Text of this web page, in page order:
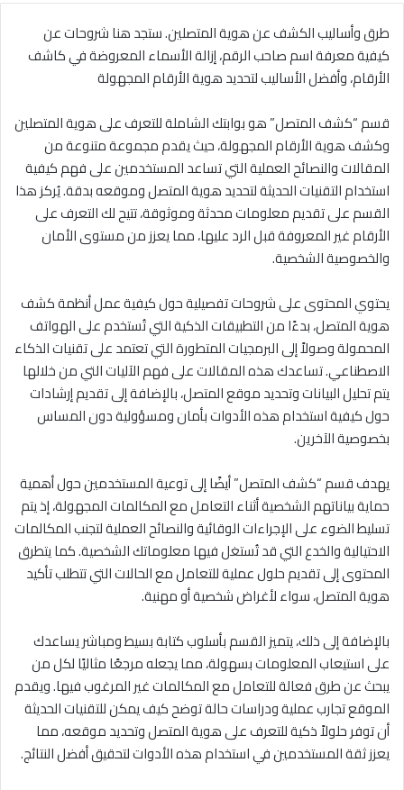
طرق وأساليب الكشف عن هوية المتصلين. ستجد هنا شروحات عن
كيفية معرفة اسم صاحب الرقم، إزالة الأسماء المعروضة في كاشف
الأرقام، وأفضل الأساليب لتحديد هوية الأرقام المجهولة
قسم “كشف المتصل” هو بوابتك الشاملة للتعرف على هوية المتصلين
وكشف هوية الأرقام المجهولة، حيث يقدم مجموعة متنوعة من
المقالات والنصائح العملية التي تساعد المستخدمين على فهم كيفية
استخدام التقنيات الحديثة لتحديد هوية المتصل وموقعه بدقة. يُركز هذا
القسم على تقديم معلومات محدثة وموثوقة، تتيح لك التعرف على
الأرقام غير المعروفة قبل الرد عليها، مما يعزز من مستوى الأمان
والخصوصية الشخصية.
يحتوي المحتوى على شروحات تفصيلية حول كيفية عمل أنظمة كشف
هوية المتصل، بدءًا من التطبيقات الذكية التي تُستخدم على الهواتف
المحمولة وصولاً إلى البرمجيات المتطورة التي تعتمد على تقنيات الذكاء
الاصطناعي. تساعدك هذه المقالات على فهم الآليات التي من خلالها
يتم تحليل البيانات وتحديد موقع المتصل، بالإضافة إلى تقديم إرشادات
حول كيفية استخدام هذه الأدوات بأمان ومسؤولية دون المساس
بخصوصية الآخرين.
يهدف قسم “كشف المتصل” أيضًا إلى توعية المستخدمين حول أهمية
حماية بياناتهم الشخصية أثناء التعامل مع المكالمات المجهولة، إذ يتم
تسليط الضوء على الإجراءات الوقائية والنصائح العملية لتجنب المكالمات
الاحتيالية والخدع التي قد تُستغل فيها معلوماتك الشخصية. كما يتطرق
المحتوى إلى تقديم حلول عملية للتعامل مع الحالات التي تتطلب تأكيد
هوية المتصل، سواء لأغراض شخصية أو مهنية.
بالإضافة إلى ذلك، يتميز القسم بأسلوب كتابة بسيط ومباشر يساعدك
على استيعاب المعلومات بسهولة، مما يجعله مرجعًا مثاليًا لكل من
يبحث عن طرق فعالة للتعامل مع المكالمات غير المرغوب فيها. ويقدم
الموقع تجارب عملية ودراسات حالة توضح كيف يمكن للتقنيات الحديثة
أن توفر حلولاً ذكية للتعرف على هوية المتصل وتحديد موقعه، مما
يعزز ثقة المستخدمين في استخدام هذه الأدوات لتحقيق أفضل النتائج.